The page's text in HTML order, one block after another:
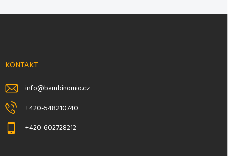
F
e
KONTAKT
info@bambinomio.cz
+420-548210740
+420-602728212